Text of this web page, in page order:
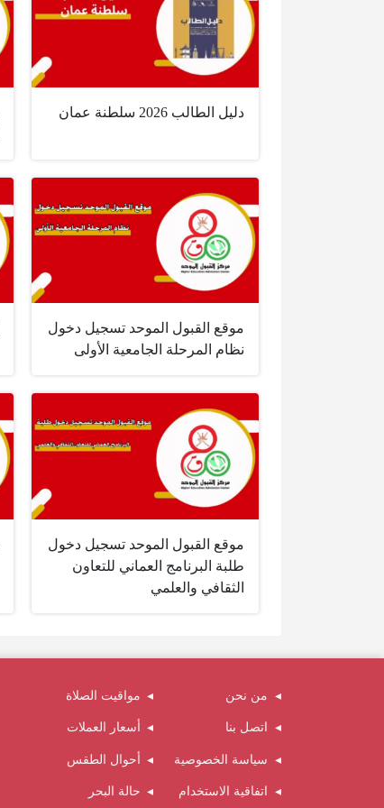
دليل الطالب 2026 سلطنة عمان
موقع القبول الموحد تسجيل دخول
نظام المرحلة الجامعية الأولى
موقع القبول الموحد تسجيل دخول
طلبة البرنامج العماني للتعاون
الثقافي والعلمي
من نحن
اتصل بنا
سياسة الخصوصية
اتفاقية الاستخدام
مواقيت الصلاة
أسعار العملات
أحوال الطقس
حالة البحر